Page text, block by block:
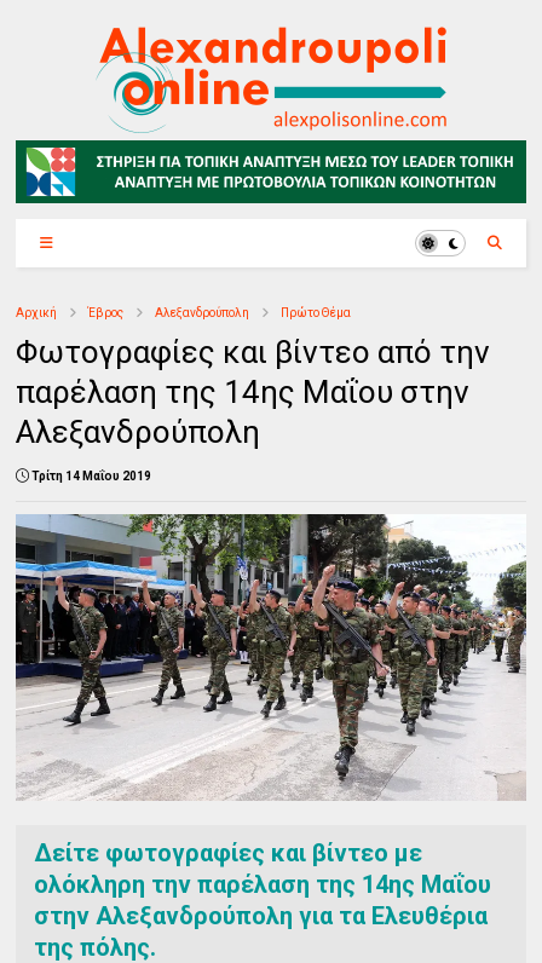
Αρχική Έβρος Αλεξανδρούπολη Πρώτο Θέμα
Φωτογραφίες και βίντεο από την
παρέλαση της 14ης Μαΐου στην
Αλεξανδρούπολη
Τρίτη 14 Μαΐου 2019
Δείτε φωτογραφίες και βίντεο με
ολόκληρη την παρέλαση της 14ης Μαΐου
στην Αλεξανδρούπολη για τα Ελευθέρια
της πόλης.